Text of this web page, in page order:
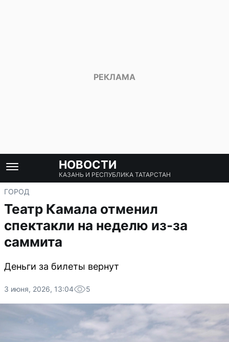
НОВОСТИ
КАЗАНЬ И РЕСПУБЛИКА ТАТАРСТАН
ГОРОД
Театр Камала отменил
спектакли на неделю из-за
саммита
Деньги за билеты вернут
3 июня, 2026, 13:04 5